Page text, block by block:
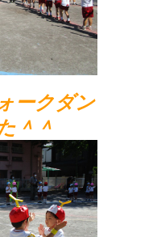
ークダン
＾＾